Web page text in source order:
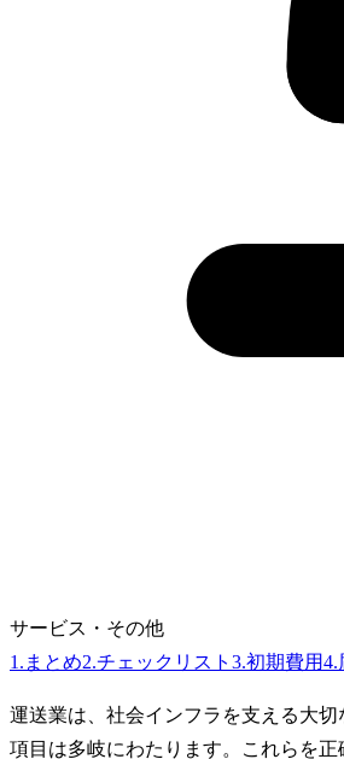
サービス・その他
1 . まとめ2.チェックリスト 3.初期費用4.
運送業は、社会インフラを支える大
項目は多岐にわたります。これらを